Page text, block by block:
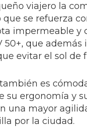
viajero la
que se refuerza
impermeable y
50+, que además
evitar el sol de
es
su ergonomía y
una mayor
por la ciudad.